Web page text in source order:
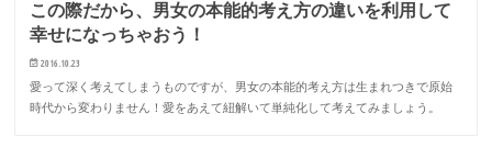
この際だから、男女の本能的考え方の違いを利用して
幸せになっちゃおう！
2016.10.23
愛って深く考えてしまうものですが、男女の本能的考え方は生まれつきで原始
時代から変わりません！愛をあえて紐解いて単純化して考えてみましょう。